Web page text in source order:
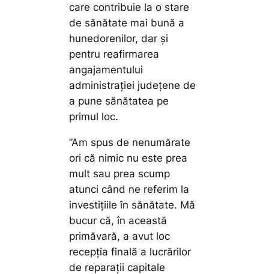
care contribuie la o stare
de sănătate mai bună a
hunedorenilor, dar și
pentru reafirmarea
angajamentului
administrației județene de
a pune sănătatea pe
primul loc.
”Am spus de nenumărate
ori că nimic nu este prea
mult sau prea scump
atunci când ne referim la
investițiile în sănătate. Mă
bucur că, în această
primăvară, a avut loc
recepția finală a lucrărilor
de reparații capitale